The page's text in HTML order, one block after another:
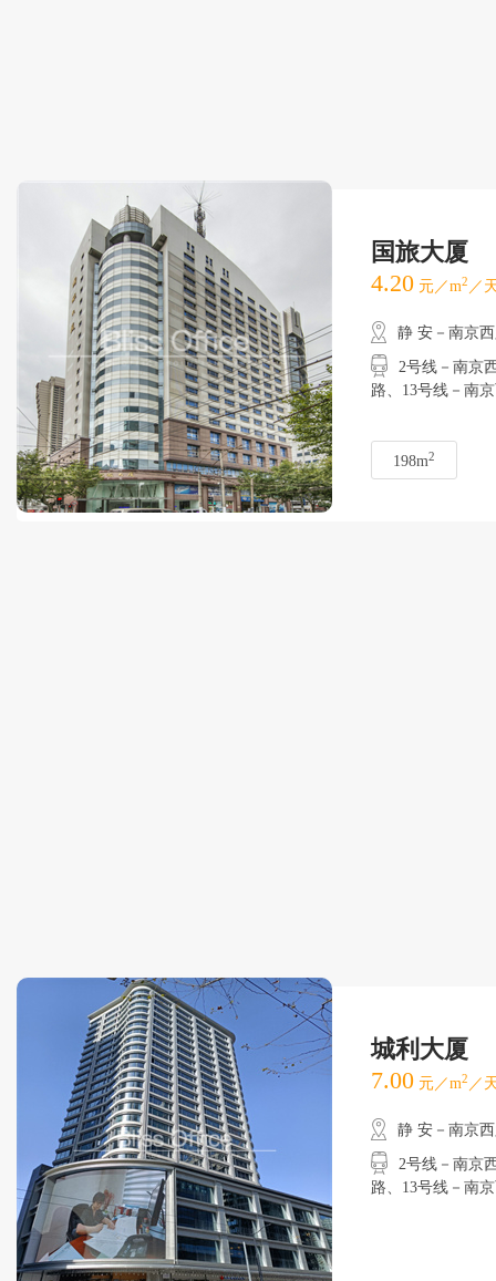
国旅大厦
4.20 元／m2 ／
静 安－南京
2号线－南京西
路、13号线－南
198m2
城利大厦
7.00 元／m2 ／
静 安－南京
2号线－南京西
路、13号线－南